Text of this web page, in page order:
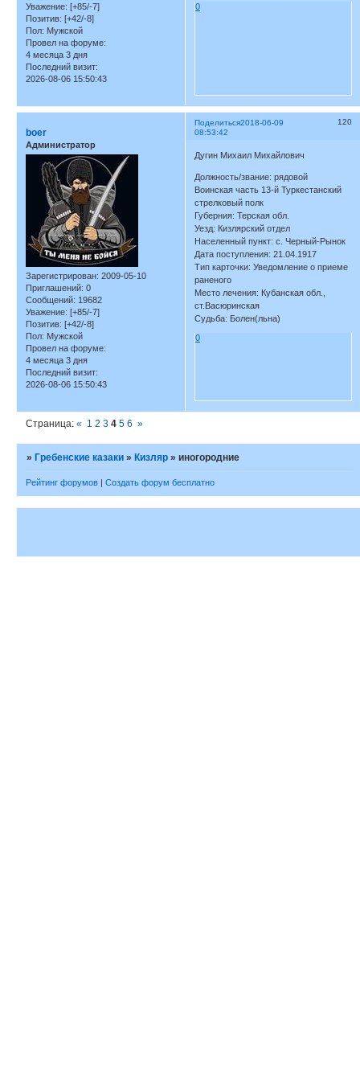
Уважение: [+85/-7]
Позитив: [+42/-8]
Пол: Мужской
Провел на форуме:
4 месяца 3 дня
Последний визит:
2026-08-06 15:50:43
0
Поделиться 120
2018-06-09
08:53:42
boer
Администратор
Зарегистрирован: 2009-05-10
Приглашений: 0
Сообщений: 19682
Уважение: [+85/-7]
Позитив: [+42/-8]
Пол: Мужской
Провел на форуме:
4 месяца 3 дня
Последний визит:
2026-08-06 15:50:43
Дугин Михаил Михайлович
Должность/звание: рядовой
Воинская часть 13-й Туркестанский
стрелковый полк
Губерния: Терская обл.
Уезд: Кизлярский отдел
Населенный пункт: с. Черный-Рынок
Дата поступления: 21.04.1917
Тип карточки: Уведомление о приеме
раненого
Место лечения: Кубанская обл.,
ст.Васюринская
Судьба: Болен(льна)
0
Страница:« 1 2 3 4 5 6 »
»Гребенские казаки »Кизляр »иногородние
Рейтинг форумов | Создать форум бесплатно